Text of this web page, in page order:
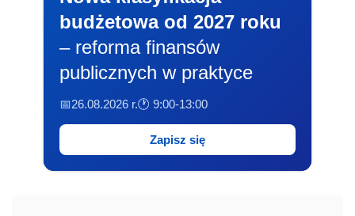
budżetowa od 2027 roku
– reforma finansów
publicznych w praktyce
📅26.08.2026 r.🕐 9:00-13:00
Zapisz się